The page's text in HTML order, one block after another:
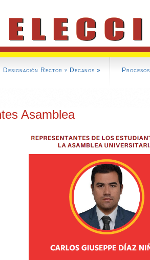
Designación Rector y Decanos » Procesos
Asamblea